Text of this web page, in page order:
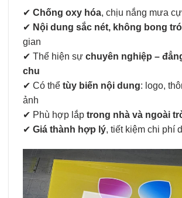
✔ Chống oxy hóa, chịu nắng mưa
✔ Nội dung sắc nét, không bong
gian
✔ Thể hiện sự chuyên nghiệp –
chu
✔ Có thể tùy biến nội dung: logo,
ảnh
✔ Phù hợp lắp trong nhà và ngoài
✔ Giá thành hợp lý, tiết kiệm chi phí